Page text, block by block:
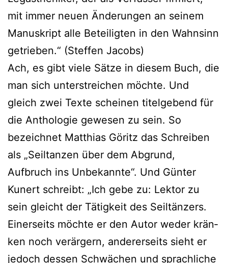
mit immer neu­en Änderungen an sei­nem
Manuskript alle Beteiligten in den Wahnsinn
getrie­ben.“ (Steffen Jacobs)
Ach, es gibt vie­le Sätze in die­sem Buch, die
man sich unter­strei­chen möch­te. Und
gleich zwei Texte schei­nen titel­ge­bend für
die Anthologie gewe­sen zu sein. So
bezeich­net Matthias Göritz das Schreiben
als „Seiltanzen über dem Abgrund,
Aufbruch ins Unbekannte“. Und Günter
Kunert schreibt: „Ich gebe zu: Lektor zu
sein gleicht der Tätigkeit des Seiltänzers.
Einerseits möch­te er den Autor weder krän­
ken noch ver­är­gern, ande­rer­seits sieht er
jedoch des­sen Schwächen und sprach­li­che